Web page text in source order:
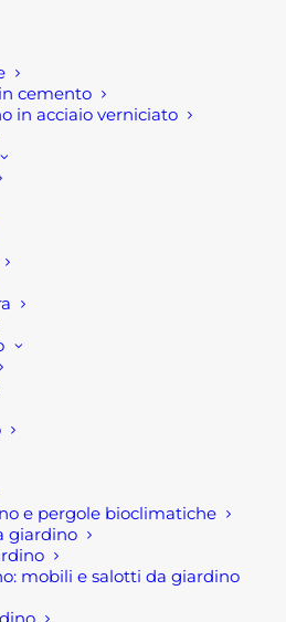
cemento
in acciaio verniciato
e pergole bioclimatiche
giardino
mobili e salotti da giardino
AL CARRELLO
CEMENTIFERO:
PER LA POSA
ECC..